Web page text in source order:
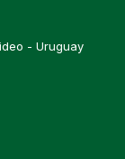
- Uruguay